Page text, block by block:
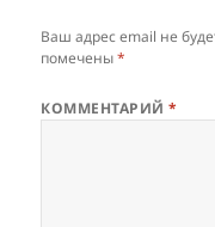
Ваш адрес email не
помечены*
КОММЕНТАРИЙ*